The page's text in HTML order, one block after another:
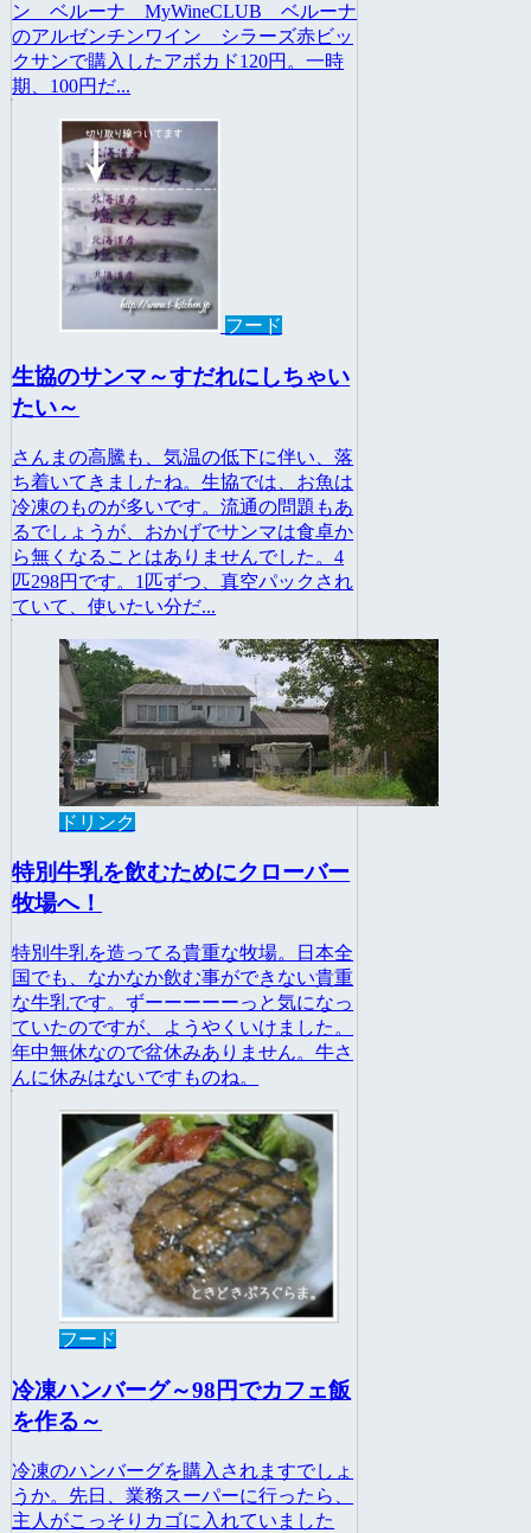
ン ベルーナ MyWineCLUB ベルーナ
のアルゼンチンワイン シラーズ赤ビッ
クサンで購入したアボカド120円。一時
期、100円だ...
フード
生協のサンマ～すだれにしちゃい
たい～
さんまの高騰も、気温の低下に伴い、落
ち着いてきましたね。生協では、お魚は
冷凍のものが多いです。流通の問題もあ
るでしょうが、おかげでサンマは食卓か
ら無くなることはありませんでした。4
匹298円です。1匹ずつ、真空パックされ
ていて、使いたい分だ...
ドリンク
特別牛乳を飲むためにクローバー
牧場へ！
特別牛乳を造ってる貴重な牧場。日本全
国でも、なかなか飲む事ができない貴重
な牛乳です。ずーーーーーっと気になっ
ていたのですが、ようやくいけました。
年中無休なので盆休みありません。牛さ
んに休みはないですものね。
フード
冷凍ハンバーグ～98円でカフェ飯
を作る～
冷凍のハンバーグを購入されますでしょ
うか。先日、業務スーパーに行ったら、
主人がこっそりカゴに入れていました